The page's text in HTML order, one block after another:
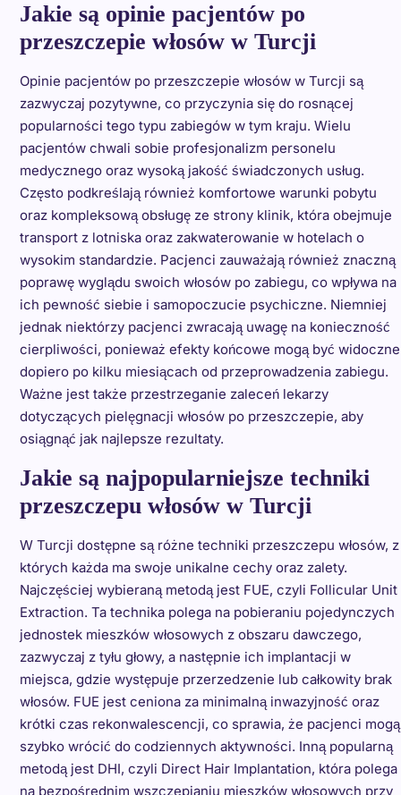
Jakie są opinie pacjentów po
przeszczepie włosów w Turcji
Opinie pacjentów po przeszczepie włosów w Turcji są
zazwyczaj pozytywne, co przyczynia się do rosnącej
popularności tego typu zabiegów w tym kraju. Wielu
pacjentów chwali sobie profesjonalizm personelu
medycznego oraz wysoką jakość świadczonych usług.
Często podkreślają również komfortowe warunki pobytu
oraz kompleksową obsługę ze strony klinik, która obejmuje
transport z lotniska oraz zakwaterowanie w hotelach o
wysokim standardzie. Pacjenci zauważają również znaczną
poprawę wyglądu swoich włosów po zabiegu, co wpływa na
ich pewność siebie i samopoczucie psychiczne. Niemniej
jednak niektórzy pacjenci zwracają uwagę na konieczność
cierpliwości, ponieważ efekty końcowe mogą być widoczne
dopiero po kilku miesiącach od przeprowadzenia zabiegu.
Ważne jest także przestrzeganie zaleceń lekarzy
dotyczących pielęgnacji włosów po przeszczepie, aby
osiągnąć jak najlepsze rezultaty.
Jakie są najpopularniejsze techniki
przeszczepu włosów w Turcji
W Turcji dostępne są różne techniki przeszczepu włosów, z
których każda ma swoje unikalne cechy oraz zalety.
Najczęściej wybieraną metodą jest FUE, czyli Follicular Unit
Extraction. Ta technika polega na pobieraniu pojedynczych
jednostek mieszków włosowych z obszaru dawczego,
zazwyczaj z tyłu głowy, a następnie ich implantacji w
miejsca, gdzie występuje przerzedzenie lub całkowity brak
włosów. FUE jest ceniona za minimalną inwazyjność oraz
krótki czas rekonwalescencji, co sprawia, że pacjenci mogą
szybko wrócić do codziennych aktywności. Inną popularną
metodą jest DHI, czyli Direct Hair Implantation, która polega
na bezpośrednim wszczepianiu mieszków włosowych przy